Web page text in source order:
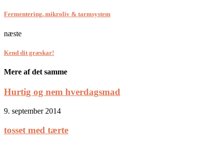
Fermentering, mikroliv & tarmsystem
næste
Kend dit græskar!
Mere af det samme
Hurtig og nem hverdagsmad
9. september 2014
tosset med tærte